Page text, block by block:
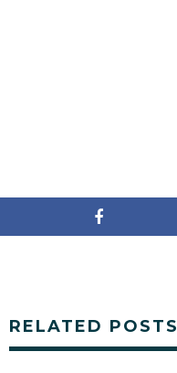
RELATED POSTS